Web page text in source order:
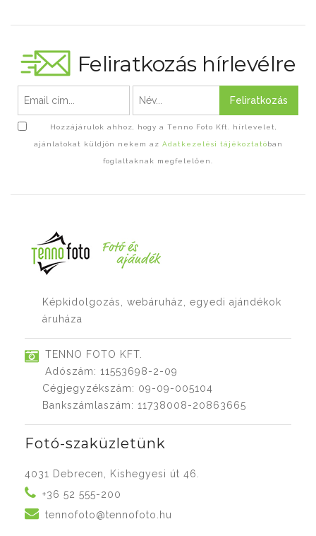
Feliratkozás hírlevélre
Feliratkozás
Hozzájárulok ahhoz, hogy a Tenno Foto Kft. hírlevelet,
ajánlatokat küldjön nekem az Adatkezelési tájékoztatóban
foglaltaknak megfelelően.
Képkidolgozás, webáruház, egyedi ajándékok
áruháza
TENNO FOTO KFT.
Adószám: 11553698-2-09
Cégjegyzékszám: 09-09-005104
Bankszámlaszám: 11738008-20863665
Fotó-szaküzletünk
4031 Debrecen, Kishegyesi út 46.
+36 52 555-200
tennofoto@tennofoto.hu